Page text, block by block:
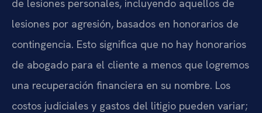
de lesiones personales, incluyendo aquellos de
lesiones por agresión, basados en honorarios de
contingencia. Esto significa que no hay honorarios
de abogado para el cliente a menos que logremos
una recuperación financiera en su nombre. Los
costos judiciales y gastos del litigio pueden variar;